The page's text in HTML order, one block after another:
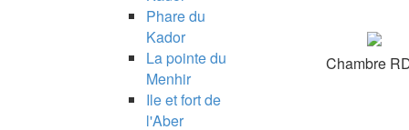
Phare du
Kador
La pointe du
Menhir
Ile et fort de
l'Aber
Chambre